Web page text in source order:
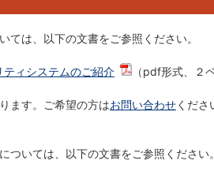
ては、以下の文書をご参照ください。
ィシステムのご紹介 （pdf形式、２
ます。ご希望の方はお問い合わせくださ
ついては、以下の文書をご参照ください。